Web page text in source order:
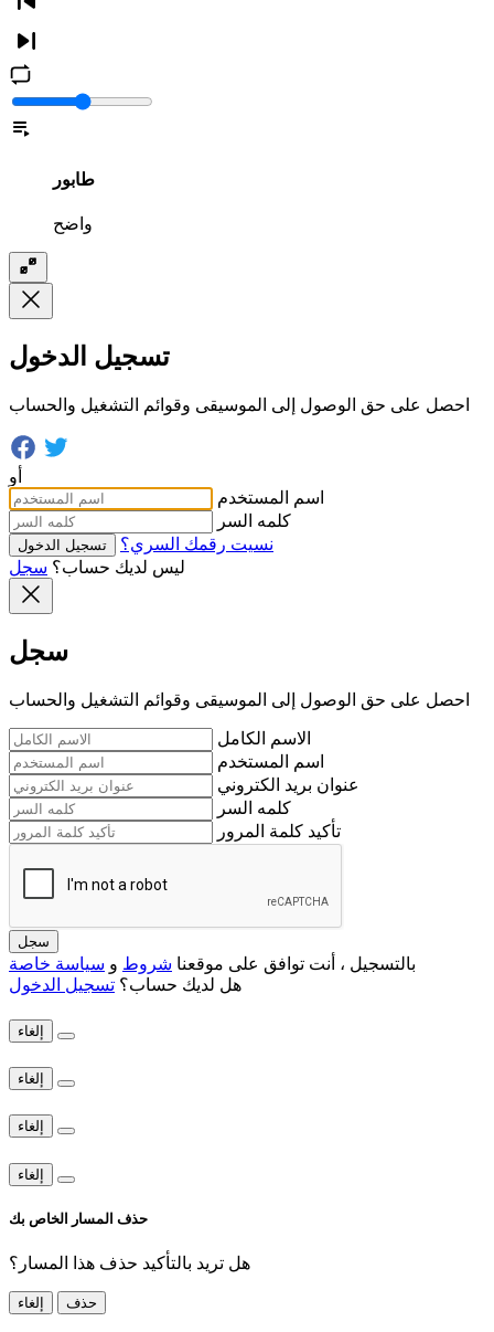
طابور
واضح
تسجيل الدخول
احصل على حق الوصول إلى الموسيقى وقوائم التشغيل والحساب
أو
اسم المستخدم
كلمه السر
تسجيل الدخول
نسيت رقمك السري؟
ليس لديك حساب؟ سجل
سجل
احصل على حق الوصول إلى الموسيقى وقوائم التشغيل والحساب
الاسم الكامل
اسم المستخدم
عنوان بريد الكتروني
كلمه السر
تأكيد كلمة المرور
سجل
بالتسجيل ، أنت توافق على موقعنا شروط و سياسة خاصة
هل لديك حساب؟ تسجيل الدخول
إلغاء
إلغاء
إلغاء
إلغاء
حذف المسار الخاص بك
هل تريد بالتأكيد حذف هذا المسار؟
إلغاء حذف